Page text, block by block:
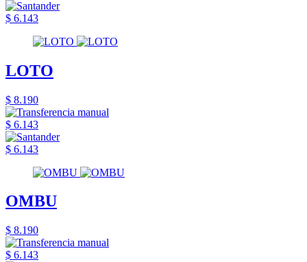
$ 6.143
LOTO
$ 8.190
$ 6.143
$ 6.143
OMBU
$ 8.190
$ 6.143